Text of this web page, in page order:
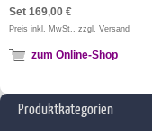
Set 169,00 €
Preis inkl. MwSt., zzgl. Versand
zum Online-Shop
Produktkategorien